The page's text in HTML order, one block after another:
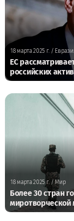
18 марта 2025 г. /
ЕС
российских
18 марта 2025 г./ Мир
Более 30 стран
миротворческой